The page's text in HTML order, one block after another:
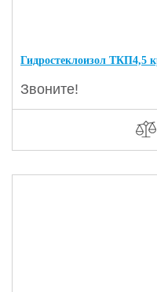
Гидростеклоизол ТКП4,5
Звоните!